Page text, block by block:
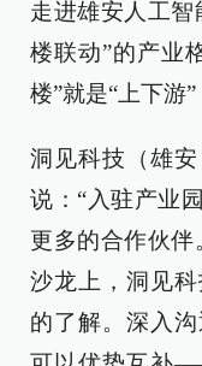
走进雄安人工智
楼联动”的产业
楼”就是“上下游
洞见科技（雄
说：“入驻产业
更多的合作伙伴
沙龙上，洞见
的了解。深入